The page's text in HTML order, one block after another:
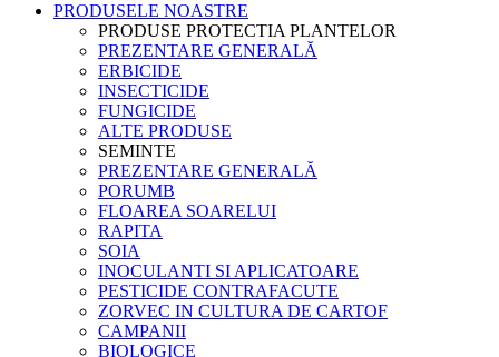
PRODUSELE NOASTRE
PRODUSE PROTECTIA PLANTELOR
PREZENTARE GENERALĂ
ERBICIDE
INSECTICIDE
FUNGICIDE
ALTE PRODUSE
SEMINTE
PREZENTARE GENERALĂ
PORUMB
FLOAREA SOARELUI
RAPITA
SOIA
INOCULANTI SI APLICATOARE
PESTICIDE CONTRAFACUTE
ZORVEC IN CULTURA DE CARTOF
CAMPANII
BIOLOGICE